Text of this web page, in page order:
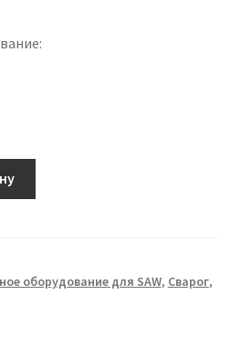
оборудование для SAW, Сварог,